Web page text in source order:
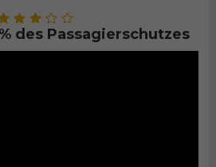
des Passagierschutzes